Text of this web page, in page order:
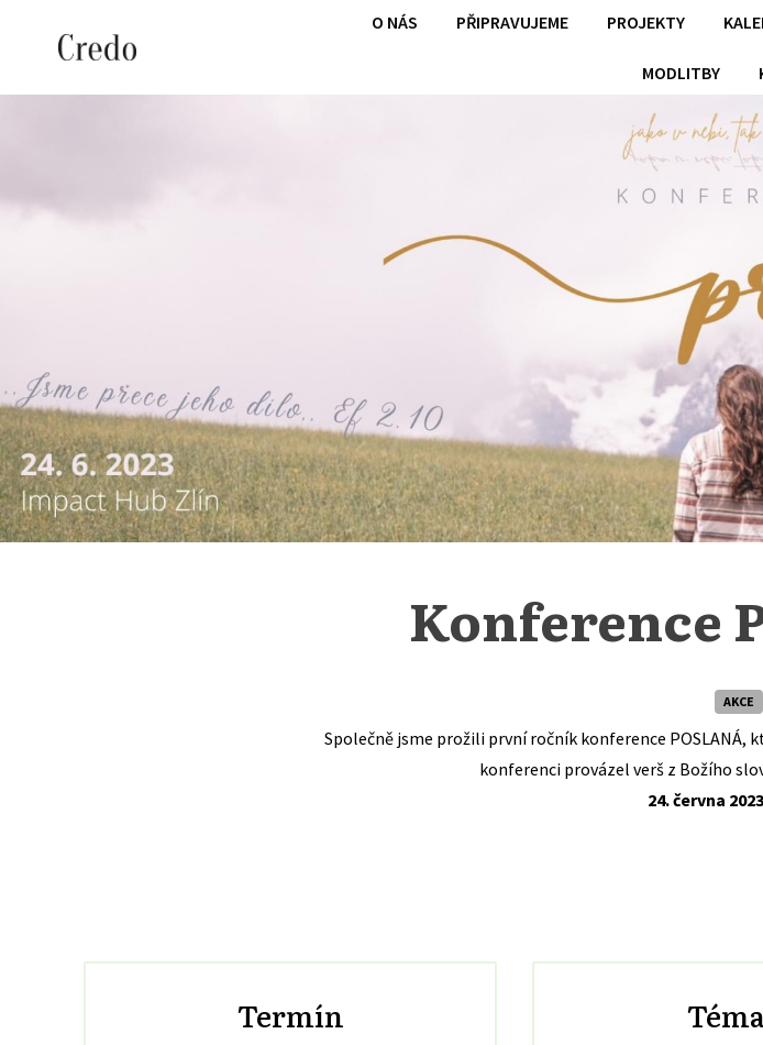
O NÁS PŘIPRAVUJEME PROJEKTY
MODLITBY
Konference
AKCE
Společně jsme prožili první ročník konference POSLANÁ,
konferenci provázel verš z Božího
24. června
Termín